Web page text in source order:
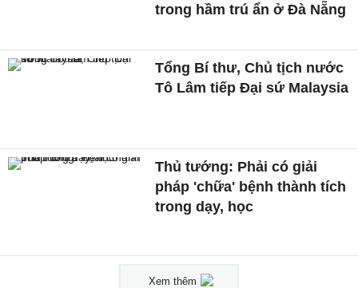
trong hầm trú ẩn ở Đà Nẵng
Tổng Bí thư, Chủ tịch nước
Tô Lâm tiếp Đại sứ Malaysia
Thủ tướng: Phải có giải
pháp 'chữa' bệnh thành tích
trong dạy, học
Xem thêm